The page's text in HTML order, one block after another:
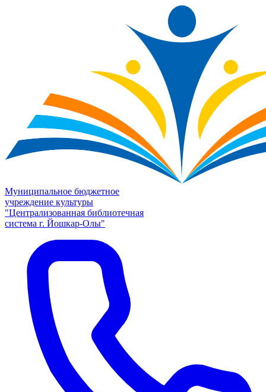
Муниципальное бюджетное
учреждение культуры
"Централизованная библиотечная
система г. Йошкар-Олы"